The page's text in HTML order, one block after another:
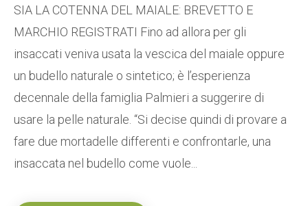
SIA LA COTENNA DEL MAIALE: BREVETTO E
MARCHIO REGISTRATI Fino ad allora per gli
insaccati veniva usata la vescica del maiale oppure
un budello naturale o sintetico; è l’esperienza
decennale della famiglia Palmieri a suggerire di
usare la pelle naturale. “Si decise quindi di provare a
fare due mortadelle differenti e confrontarle, una
insaccata nel budello come vuole...